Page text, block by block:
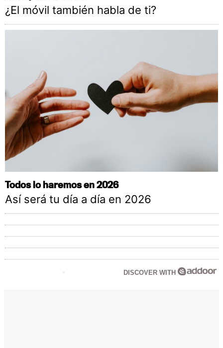
¿El móvil también habla de ti?
Todos lo haremos en 2026
Así será tu día a día en 2026
DISCOVER WITH